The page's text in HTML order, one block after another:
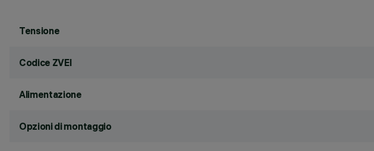
Tensione
Codice ZVEI
Alimentazione
Opzioni di montaggio